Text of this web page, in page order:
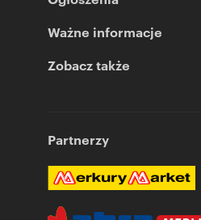
Ważne informacje
Zobacz także
Partnerzy